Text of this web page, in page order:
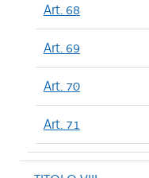
Art. 68
Art. 69
Art. 70
Art. 71